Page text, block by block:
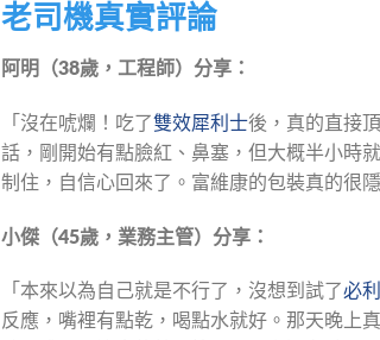
老司機真實評論
阿明（38歲，工程師）分享：
「沒在唬爛！吃了雙效犀利士後，真的直接
話，剛開始有點臉紅、鼻塞，但大概半小時
制住，自信心回來了。富維康的包裝真的很
小傑（45歲，業務主管）分享：
「本來以為自己就是不行了，沒想到試了必
反應，嘴裡有點乾，喝點水就好。那天晚上